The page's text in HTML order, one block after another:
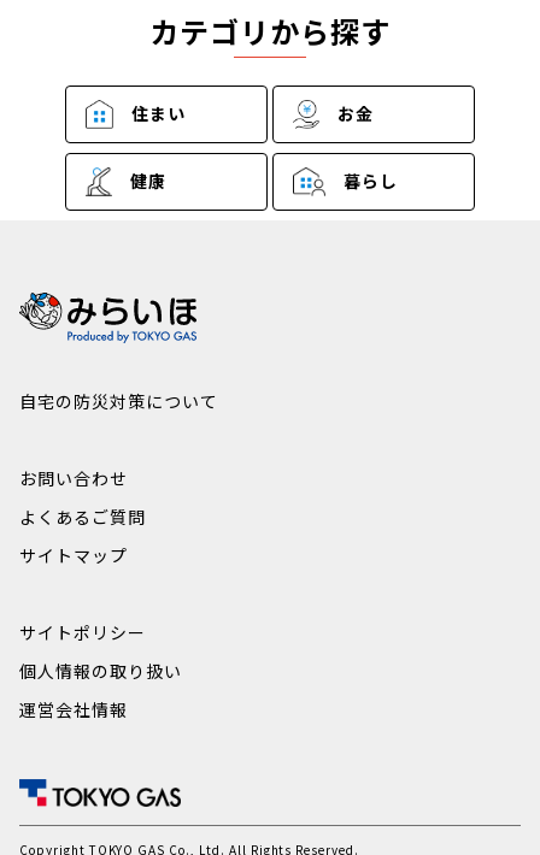
カテゴリから探す
住まい お金
健康 暮らし
自宅の防災対策について
お問い合わせ
よくあるご質問
サイトマップ
サイトポリシー
個人情報の取り扱い
運営会社情報
Copyright TOKYO GAS Co., Ltd. All Rights Reserved.